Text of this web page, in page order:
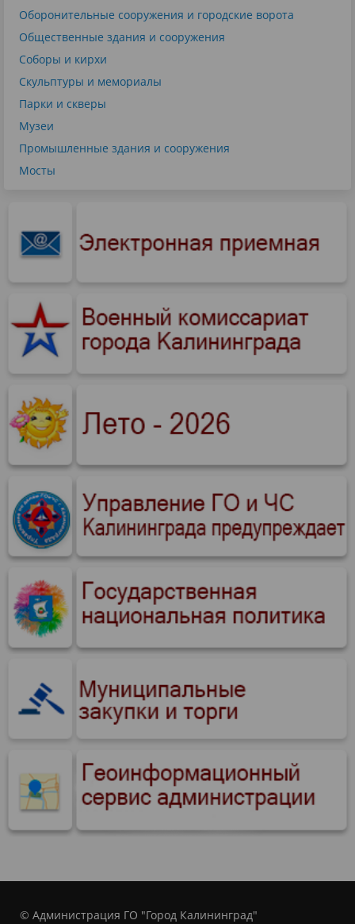
Оборонительные сооружения и городские ворота
Общественные здания и сооружения
Соборы и кирхи
Скульптуры и мемориалы
Парки и скверы
Музеи
Промышленные здания и сооружения
Мосты
© Администрация ГО "Город Калининград"